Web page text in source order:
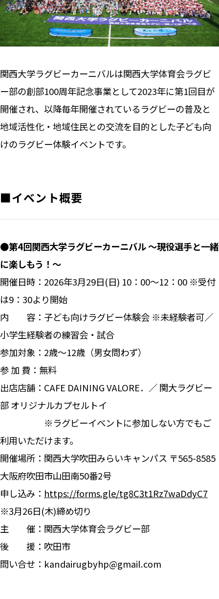
関西大学ラグビーカーニバルは関西大学体育会ラグビ
ー部の創部100周年記念事業として2023年に第1回目が
開催され、以降毎年開催されているラグビーの普及と
地域活性化・地域住民との交流を目的とした子ども向
けのラグビー体験イベントです。
■イベント概要
●第4回関西大学ラグビーカーニバル ～現役選手と一緒
に楽しもう！～
開催日時：2026年3月29日(日) 10：00～12：00 ※受付
は9：30より開始
内 容：子ども向けラグビー体験会 ※未経験者可／
小学生経験者の練習会・試合
参加対象：2歳～12歳（男女問わず）
参 加 費：無料
出店店舗：CAFE DAINING VALORE．／ 関大ラグビー
部 オリジナルカプセルトイ
※ラグビーイベントに参加しない方でもご
利用いただけます。
開催場所：関西大学吹田みらいキャンパス 〒565-8585
大阪府吹田市山田南50番2号
申し込み： https://forms.gle/tg8C3t1Rz7waDdyC7
※3月26日(木)締め切り
主 催：関西大学体育会ラグビー部
後 援：吹田市
問い合せ：kandairugbyhp@gmail.com